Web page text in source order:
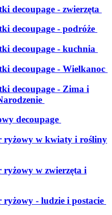
decoupage - zwierzęta
decoupage - podróże
decoupage - kuchnia
decoupage - Wielkanoc
decoupage - Zima i
decoupage
ryżowy w kwiaty i rośliny
ryżowy w zwierzęta i
ryżowy - ludzie i postacie